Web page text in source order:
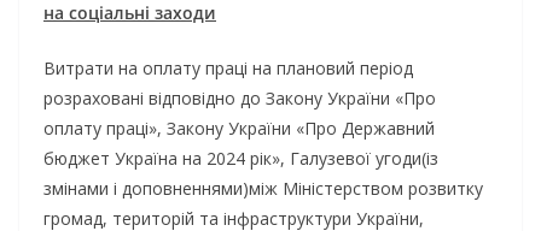
на соціальні заходи
Витрати на оплату праці на плановий період
розраховані відповідно до Закону України «Про
оплату праці», Закону України «Про Державний
бюджет Україна на 2024 рік», Галузевої угоди(із
змінами і доповненнями)між Міністерством розвитку
громад, територій та інфраструктури України,